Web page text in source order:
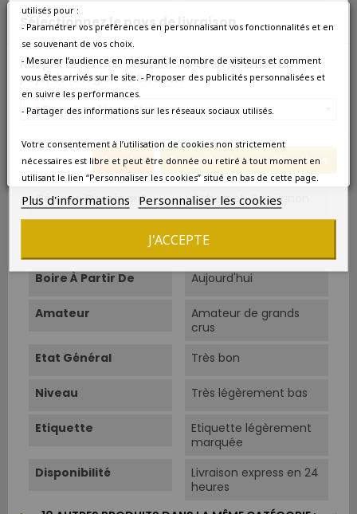
Sélectionnez le pays de livraison
Nos prix et les frais peuvent varier en fonction du
pays/de la région de livraison.
France métropolitaine
Annuler Enregistrer les modifications
Appellation Saint-Estèphe
Couleur Rouge
Type
Superficie 41 ha.
Cépage Dominant Cabernet-Sauvignon
16°C-18°C.
Boire À Partir De Aujourd'hui
Amateur
Amateur de grands
crus
Etat Général
Très bon
Niveau Très légèrement bas
Etiquette
Etiquette légèrement
marquée
Disponibilité
Livraison express en 24
heures
utilisés pour :
- Paramétrer vos préférences en personnalisant vos fonctionnalités et en
se souvenant de vos choix.
- Mesurer l’audience en mesurant le nombre de visiteurs et comment
vous êtes arrivés sur le site. - Proposer des publicités personnalisées et
en suivre les performances.
- Partager des informations sur les réseaux sociaux utilisés.
Votre consentement à l’utilisation de cookies non strictement
nécessaires est libre et peut être donnée ou retiré à tout moment en
utilisant le lien “Personnaliser les cookies” situé en bas de cette page.
Plus d'informations Personnaliser les cookies
J'ACCEPTE